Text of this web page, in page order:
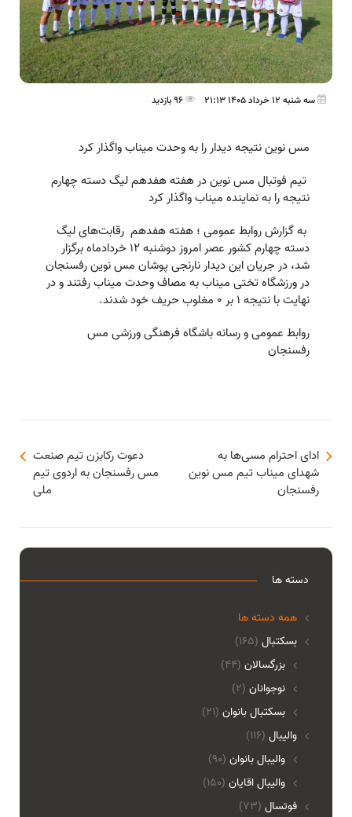
سه شنبه 12 خرداد 1405 21:13
مس نوین نتیجه دیدار را به وحدت میناب واگذار کرد
تیم فوتبال مس نوین در هفته هفدهم لیگ دسته چهارم
نتیجه را به نماینده میناب واگذار کرد
به گزارش روابط عمومی ؛ هفته هفدهم رقابت‌های لیگ
دسته چهارم کشور عصر امروز دوشنبه ۱۲ خردادماه برگزار
شد، در جریان این دیدار نارنجی پوشان مس نوین رفسنجان
در ورزشگاه تختی میناب به مصاف وحدت میناب رفتند و در
نهایت با نتیجه ۱ بر ۰ مغلوب حریف خود شدند.
روابط عمومی و رسانه باشگاه فرهنگی ورزشی مس
رفسنجان
دعوت رکابزن تیم صنعت
مس رفسنجان به اردوی تیم
ملی
ادای احترام مسی‌ها به
شهدای میناب تیم مس نوین
رفسنجان
دسته ها
همه دسته ها
(165) بسکتبال
بزرگسالان (44)
نوجوانان (2)
بسکتبال بانوان (21)
(116) والیبال
واليبال بانوان (90)
واليبال اقايان (150)
(73) فوتسال